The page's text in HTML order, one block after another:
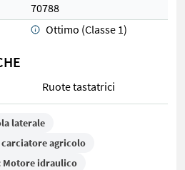
70788
Ottimo (Classe 1)
Ruote tastatrici
laterale
agricolo
Motore idraulico